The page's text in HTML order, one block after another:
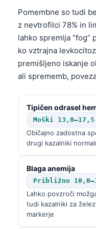
Pomembne so tudi
z nevtrofilci 78% in
lahko spremlja “fog”
ko vztrajna
premišljeno iskanje
ali sprememb,
Tipičen odrasel
Moški
Običajno zadostna
drugi kazalniki
Blaga anemija
Približno
Lahko povzroči
tudi kazalniki za
markerje